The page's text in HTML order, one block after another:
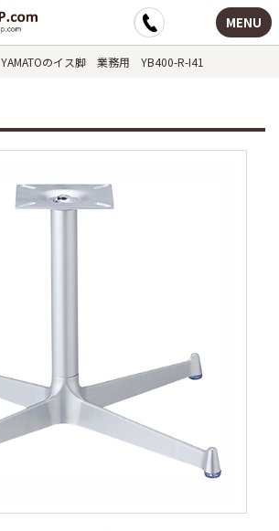
MENU
YAMATOのイス脚 業務用 YB400-R-I41